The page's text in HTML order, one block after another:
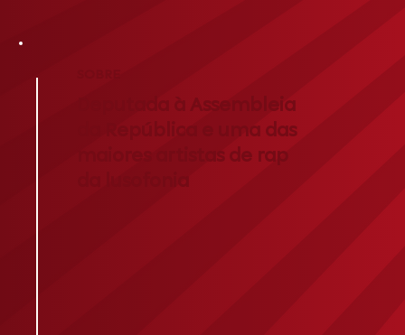
Deputada à Assembleia
da República e uma das
maiores artistas de rap